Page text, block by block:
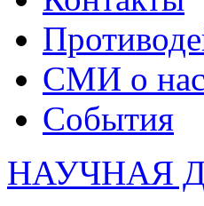
СМИ о нас
События
НАУЧНАЯ